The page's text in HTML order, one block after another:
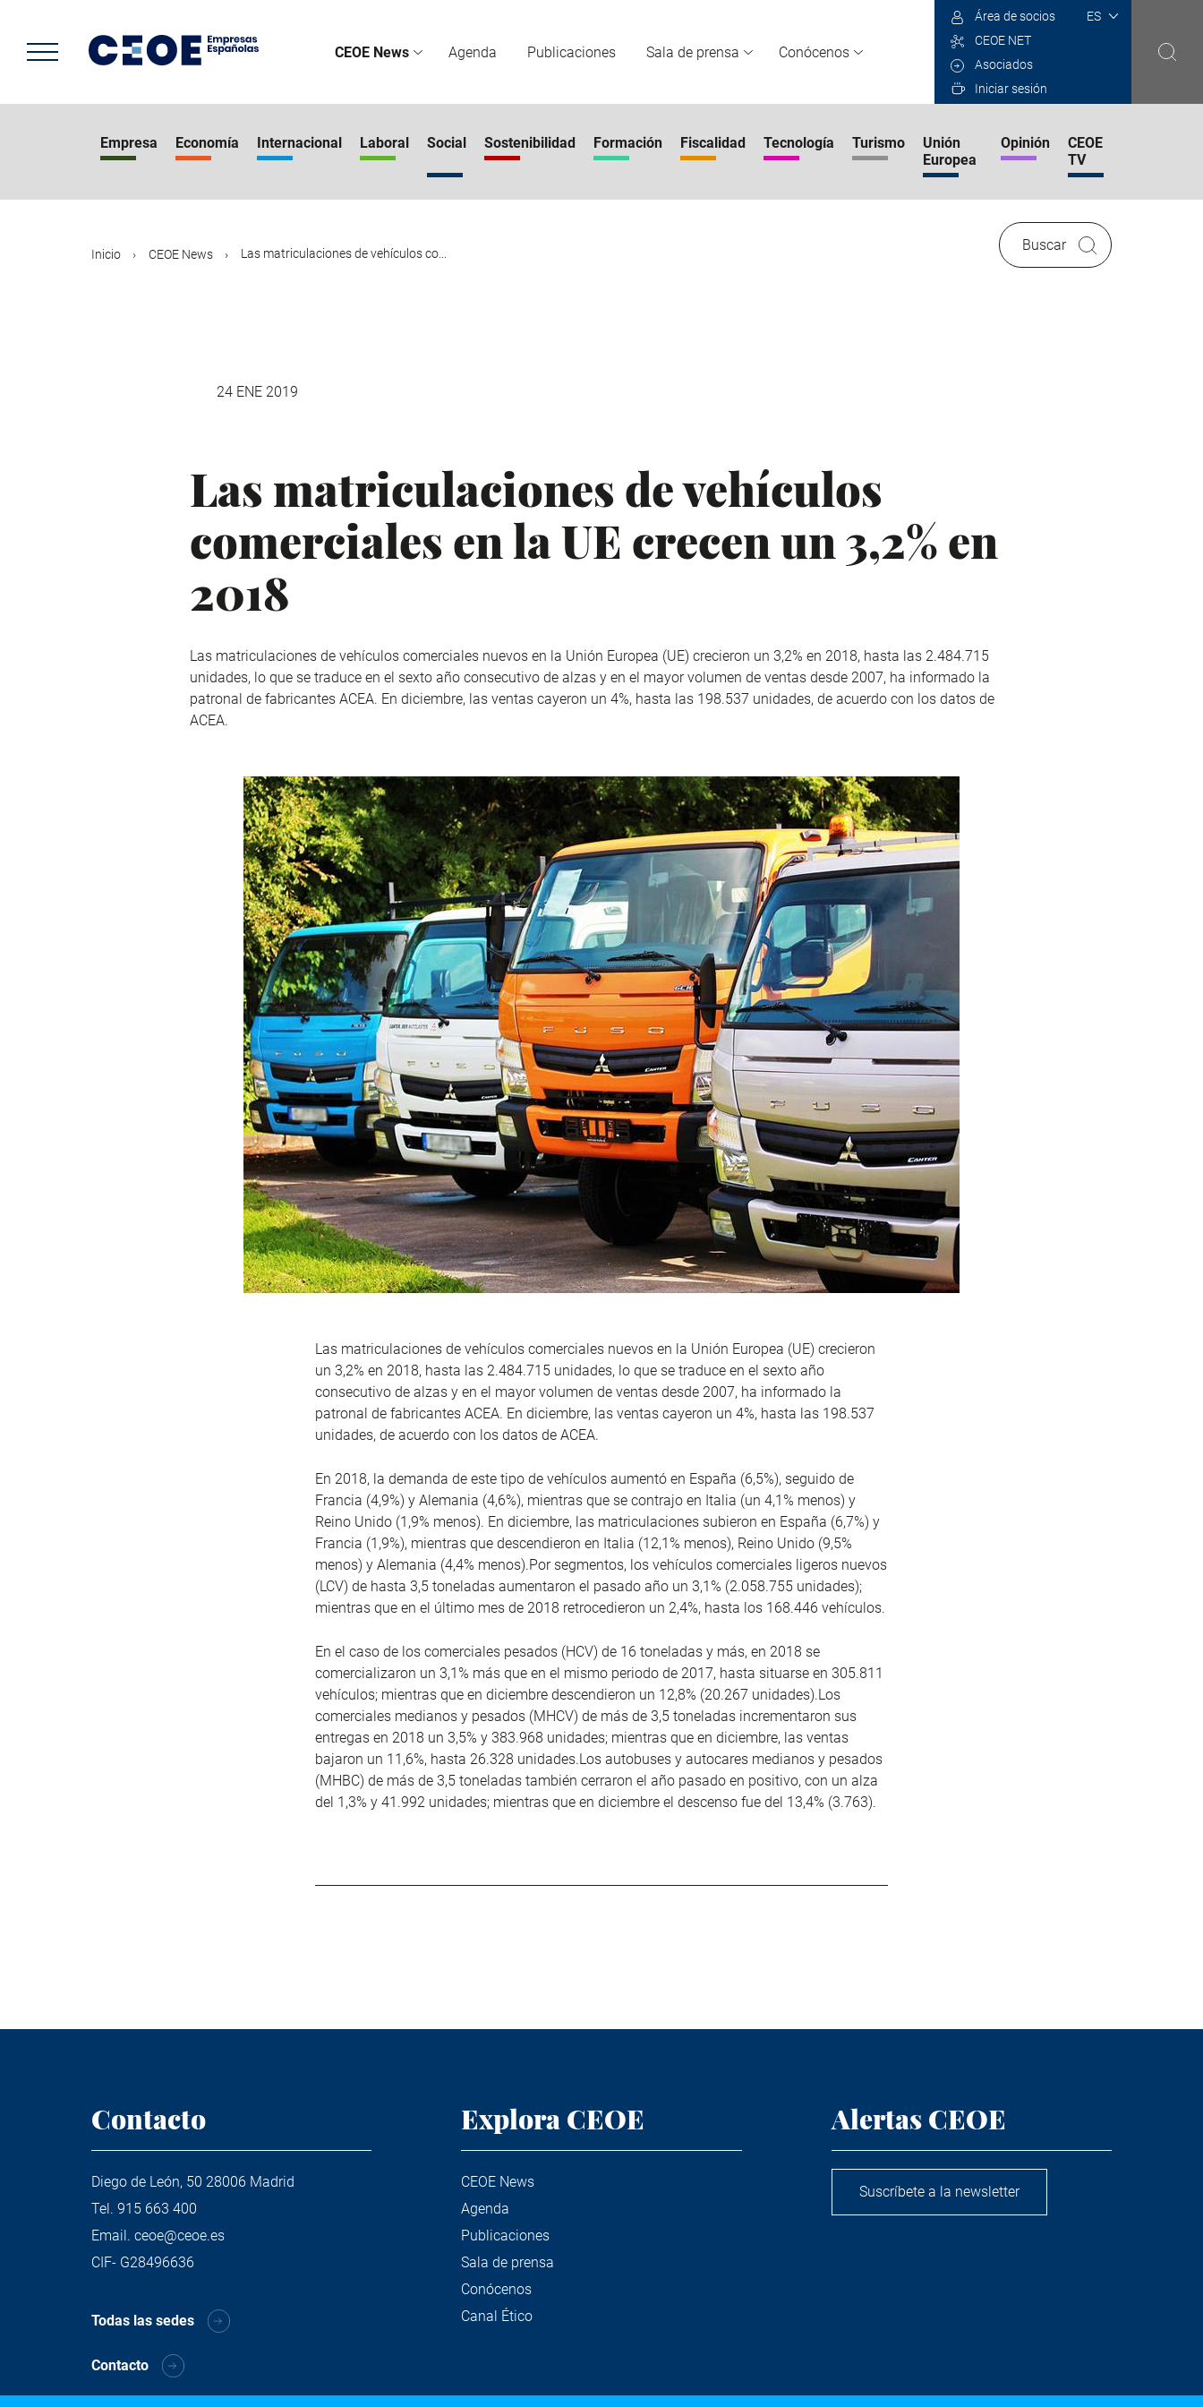
contenido
principal
CEOE News Agenda Publicaciones Sala de prensa Conócenos
Select
Área de socios
CEOE NET
Asociados
Iniciar sesión
Empresa Economía Internacional Laboral Social Sostenibilidad Formación Fiscalidad Tecnología Turismo
Unión
Europea
Opinión
CEOE
TV
Inicio CEOE News Las matriculaciones de vehículos co...
Buscar
24 ENE 2019
Las matriculaciones de vehículos
comerciales en la UE crecen un 3,2% en
2018
Las matriculaciones de vehículos comerciales nuevos en la Unión Europea (UE) crecieron un 3,2% en 2018, hasta las 2.484.715
unidades, lo que se traduce en el sexto año consecutivo de alzas y en el mayor volumen de ventas desde 2007, ha informado la
patronal de fabricantes ACEA. En diciembre, las ventas cayeron un 4%, hasta las 198.537 unidades, de acuerdo con los datos de
ACEA.
Las matriculaciones de vehículos comerciales nuevos en la Unión Europea (UE) crecieron
un 3,2% en 2018, hasta las 2.484.715 unidades, lo que se traduce en el sexto año
consecutivo de alzas y en el mayor volumen de ventas desde 2007, ha informado la
patronal de fabricantes ACEA. En diciembre, las ventas cayeron un 4%, hasta las 198.537
unidades, de acuerdo con los datos de ACEA.
En 2018, la demanda de este tipo de vehículos aumentó en España (6,5%), seguido de
Francia (4,9%) y Alemania (4,6%), mientras que se contrajo en Italia (un 4,1% menos) y
Reino Unido (1,9% menos). En diciembre, las matriculaciones subieron en España (6,7%) y
Francia (1,9%), mientras que descendieron en Italia (12,1% menos), Reino Unido (9,5%
menos) y Alemania (4,4% menos).Por segmentos, los vehículos comerciales ligeros nuevos
(LCV) de hasta 3,5 toneladas aumentaron el pasado año un 3,1% (2.058.755 unidades);
mientras que en el último mes de 2018 retrocedieron un 2,4%, hasta los 168.446 vehículos.
En el caso de los comerciales pesados (HCV) de 16 toneladas y más, en 2018 se
comercializaron un 3,1% más que en el mismo periodo de 2017, hasta situarse en 305.811
vehículos; mientras que en diciembre descendieron un 12,8% (20.267 unidades).Los
comerciales medianos y pesados (MHCV) de más de 3,5 toneladas incrementaron sus
entregas en 2018 un 3,5% y 383.968 unidades; mientras que en diciembre, las ventas
bajaron un 11,6%, hasta 26.328 unidades.Los autobuses y autocares medianos y pesados
(MHBC) de más de 3,5 toneladas también cerraron el año pasado en positivo, con un alza
del 1,3% y 41.992 unidades; mientras que en diciembre el descenso fue del 13,4% (3.763).
Contacto
Diego de León, 50 28006 Madrid
Tel. 915 663 400
Email. ceoe@ceoe.es
CIF- G28496636
Todas las sedes
Contacto
Explora CEOE
CEOE News
Agenda
Publicaciones
Sala de prensa
Conócenos
Canal Ético
Alertas CEOE
Suscríbete a la newsletter